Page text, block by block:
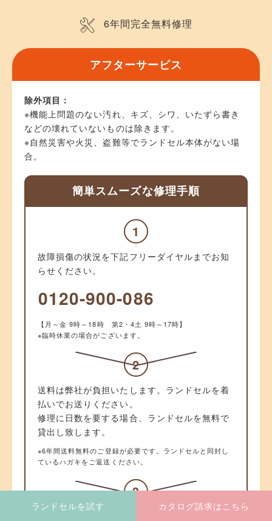
6年間完全無料修理
アフターサービス
除外項目：
※機能上問題のない汚れ、キズ、シワ、いたずら書き
などの壊れていないものは除きます。
※自然災害や火災、盗難等でランドセル本体がない場
合。
簡単スムーズな修理手順
1
故障損傷の状況を下記フリーダイヤルまでお知
らせください。
0120-900-086
【月～金 9時～18時 第2・4土 9時～17時】
※臨時休業の場合がございます。
2
送料は弊社が負担いたします。ランドセルを着
払いでお送りください。
修理に日数を要する場合、ランドセルを無料で
貸出し致します。
※6年間送料無料のご登録が必要です。ランドセルと同封し
ているハガキをご返送ください。
3
ランドセルを試す カタログ請求はこちら